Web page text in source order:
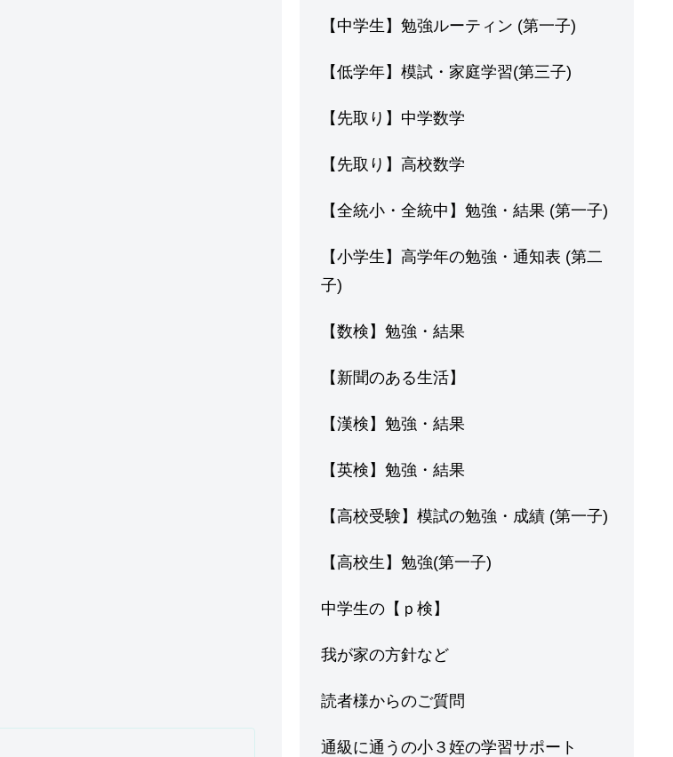
【中学生】勉強ルーティン (第一子)
【低学年】模試・家庭学習(第三子)
【先取り】中学数学
【先取り】高校数学
【全統小・全統中】勉強・結果 (第一子)
【小学生】高学年の勉強・通知表 (第二
子)
【数検】勉強・結果
【新聞のある生活】
【漢検】勉強・結果
【英検】勉強・結果
【高校受験】模試の勉強・成績 (第一子)
【高校生】勉強(第一子)
中学生の【ｐ検】
我が家の方針など
読者様からのご質問
通級に通うの小３姪の学習サポート